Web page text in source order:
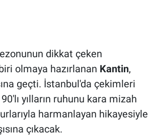
dikkat çeken
olmaya hazırlanan Kantin,
geçti. İstanbul'da çekimleri
yılların ruhunu kara mizah
harmanlayan hikayesiyle
çıkacak.